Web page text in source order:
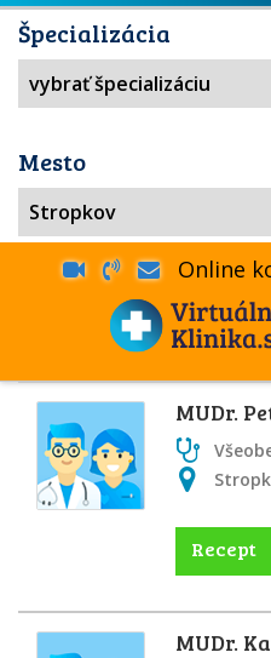
Špecializácia
Mesto
Online
MUDr.
Recept
MUDr.